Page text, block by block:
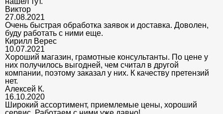
Виктор
27.08.2021
Очень быстрая обработка заявок и доставка. Доволен,
буду работать с ними еще.
Кирилл Верес
10.07.2021
Хороший магазин, грамотные консультанты. По цене у
них получилось выгодней, чем считал в другой
компании, поэтому заказал у них. К качеству претензий
нет.
Алексей К.
16.10.2020
Широкий ассортимент, приемлемые цены, хороший